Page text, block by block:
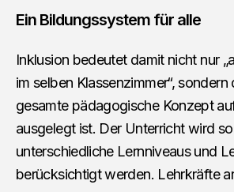
Ein Bildungssystem für alle
Inklusion bedeutet damit nicht nur
im selben Klassenzimmer“, sondern
gesamte pädagogische Konzept
ausgelegt ist. Der Unterricht wird
unterschiedliche Lernniveaus und
berücksichtigt werden. Lehrkräfte